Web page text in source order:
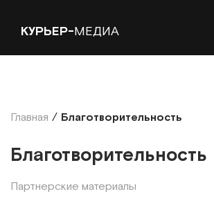
КУРЬЕР-МЕДИА
Главная / Благотворительность
Благотворительность
Партнерские материалы